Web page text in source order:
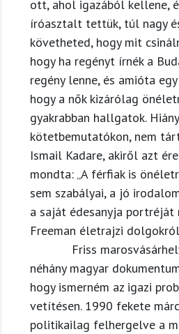
ott, ahol igazából kellene,
íróasztalt tettük, túl nagy
követheted, hogy mit
hogy ha regényt írnék a
regény lenne, és amióta
hogy a nők kizárólag
gyakrabban hallgatok.
kötetbemutatókon, nem
Ismail Kadare, akiről azt
mondta: „A férfiak is
sem szabályai, a jó
a saját édesanyja portréját
Freeman életrajzi
Friss marosvásárhelyi
néhány magyar
hogy ismerném az igazi
vetítésen. 1990 fekete
politikailag felhergelve a